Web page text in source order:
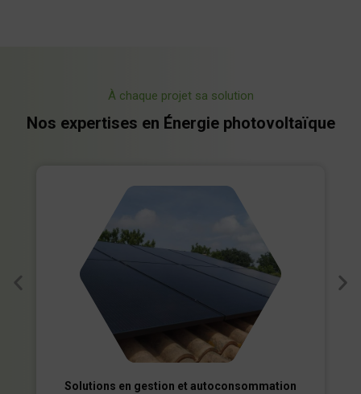
À chaque projet sa solution
Nos expertises en Énergie photovoltaïque
Solutions en gestion et autoconsommation